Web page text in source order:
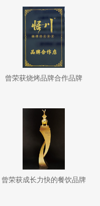
曾荣获烧烤品牌合作品牌
曾荣获成长力快的餐饮品牌